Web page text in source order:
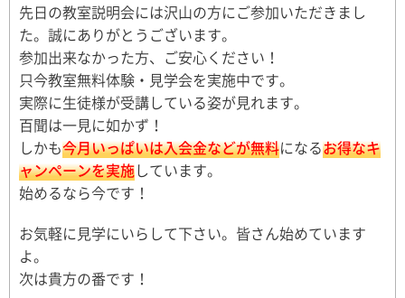
先日の教室説明会には沢山の方にご参加いただきまし
た。誠にありがとうございます。
参加出来なかった方、ご安心ください！
只今教室無料体験・見学会を実施中です。
実際に生徒様が受講している姿が見れます。
百聞は一見に如かず！
しかも今月いっぱいは入会金などが無料になるお得なキ
ャンペーンを実施しています。
始めるなら今です！
お気軽に見学にいらして下さい。皆さん始めています
よ。
次は貴方の番です！